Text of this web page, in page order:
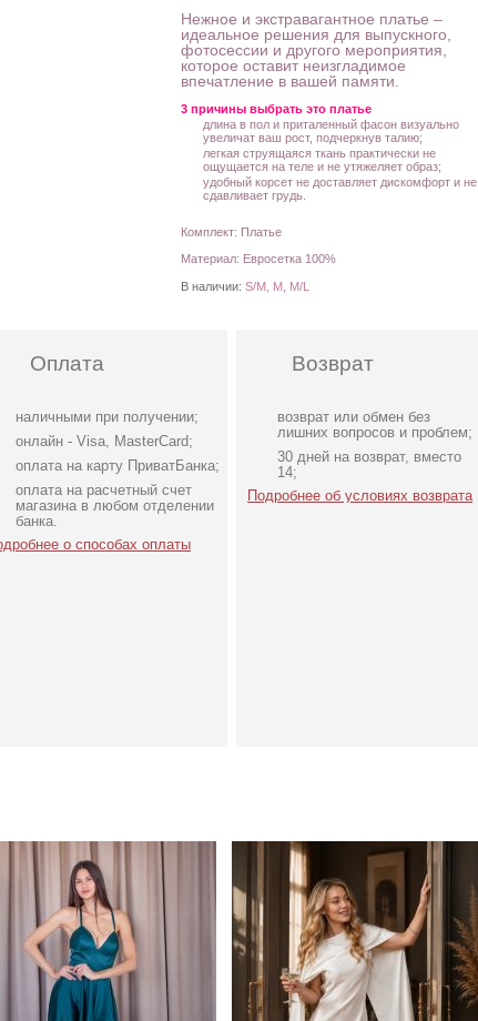
Нежное и экстравагантное платье –
идеальное решения для выпускного,
фотосессии и другого мероприятия,
которое оставит неизгладимое
впечатление в вашей памяти.
3 причины выбрать это платье
длина в пол и приталенный фасон визуально
увеличат ваш рост, подчеркнув талию;
легкая струящаяся ткань практически не
ощущается на теле и не утяжеляет образ;
удобный корсет не доставляет дискомфорт и не
сдавливает грудь.
Комплект: Платье
Материал: Евросетка 100%
В наличии: S/M, M, M/L
Оплата
наличными при получении;
онлайн - Visa, MasterCard;
оплата на карту ПриватБанка;
оплата на расчетный счет
магазина в любом отделении
банка.
о способах оплаты
Возврат
возврат или обмен без
лишних вопросов и проблем;
30 дней на возврат, вместо
14;
Подробнее об условиях возврата